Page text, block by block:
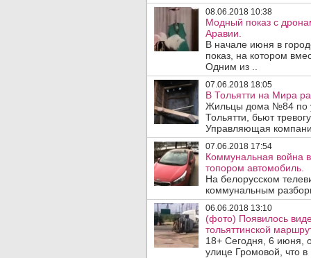
08.06.2018 10:38
Модный показ с
Аравии.
В начале июня в
показ, на котором
Одним из ..
07.06.2018 18:05
В Тольятти на Мира
Жильцы дома №84 по
Тольятти, бьют
Управляющая
07.06.2018 17:54
Коммунальная война
топором автомобиль.
На белорусском
коммунальным
06.06.2018 13:10
(фото) Появилось
тольяттинской
18+ Сегодня, 6 июня,
улице Громовой, что